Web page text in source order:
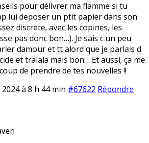
pour délivrer ma flamme si tu
lui deposer un ptit papier dans son
discrete, avec les copines, les
pas donc bon…). Je sais c un peu
damour et tt alord que je parlais d
et tralala mais bon… Et aussi, ça me
de prendre de tes nouvelles !!
à 8 h 44 min #67622 Répondre